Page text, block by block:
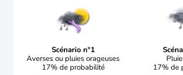
Scénario n°1
Averses ou pluies orageuses
17% de probabilité
17% de